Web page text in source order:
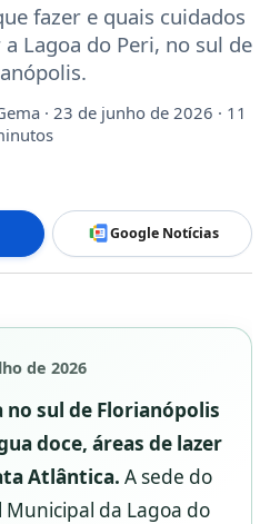
fazer e quais cuidados
Lagoa do Peri, no sul de
· 23 de junho de 2026 · 11
Google Notícias
de 2026
no sul de Florianópolis
doce, áreas de lazer
Atlântica. A sede do
da Lagoa do